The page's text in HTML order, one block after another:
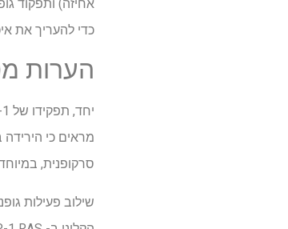
כדי להעריך את
הערות
סרקופנית,
שילוב פעילות